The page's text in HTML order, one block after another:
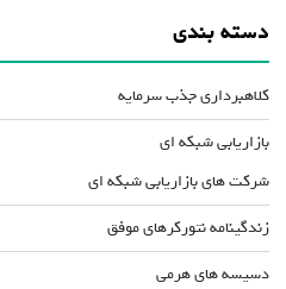
دسته بندی
کلاهبرداری جذب سرمایه
بازاریابی شبکه ای
شرکت های بازاریابی شبکه ای
زندگینامه نتورکرهای موفق
دسیسه های هرمی